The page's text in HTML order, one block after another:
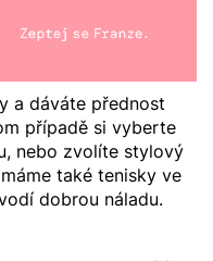
a dáváte přednost
případě si vyberte
nebo zvolíte stylový
také tenisky ve
dobrou náladu.